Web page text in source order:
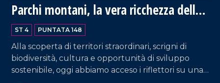
Parchi montani, la vera ricchezza della
Calabria
ST 4 PUNTATA 148
Alla scoperta di territori straordinari, scrigni di
biodiversità, cultura e opportunità di sviluppo
sostenibile, oggi abbiamo acceso i riflettori su una
VAI AL TITOLO